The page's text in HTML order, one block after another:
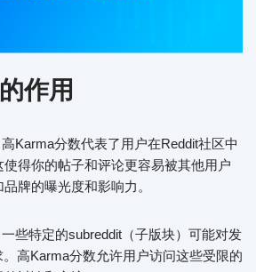
作用
Karma分数代表了用户在Reddit社区中
得你的帖子和评论更容易被其他用户
牌的曝光度和影响力。
些特定的subreddit（子版块）可能对发
高Karma分数允许用户访问这些受限的